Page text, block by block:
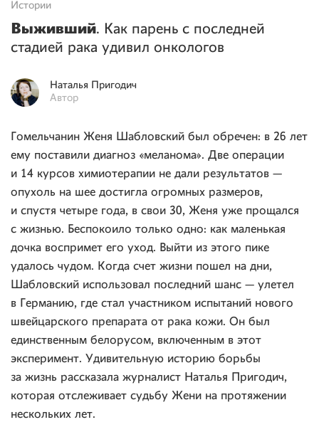
Истории
Выживший. Как парень с последней
стадией рака удивил онкологов
Наталья Пригодич
Автор
Гомельчанин Женя Шабловский был обречен: в 26 лет
ему поставили диагноз «меланома». Две операции
и 14 курсов химиотерапии не дали результатов —
опухоль на шее достигла огромных размеров,
и спустя четыре года, в свои 30, Женя уже прощался
с жизнью. Беспокоило только одно: как маленькая
дочка воспримет его уход. Выйти из этого пике
удалось чудом. Когда счет жизни пошел на дни,
Шабловский использовал последний шанс — улетел
в Германию, где стал участником испытаний нового
швейцарского препарата от рака кожи. Он был
единственным белорусом, включенным в этот
эксперимент. Удивительную историю борьбы
за жизнь рассказала журналист Наталья Пригодич,
которая отслеживает судьбу Жени на протяжении
нескольких лет.